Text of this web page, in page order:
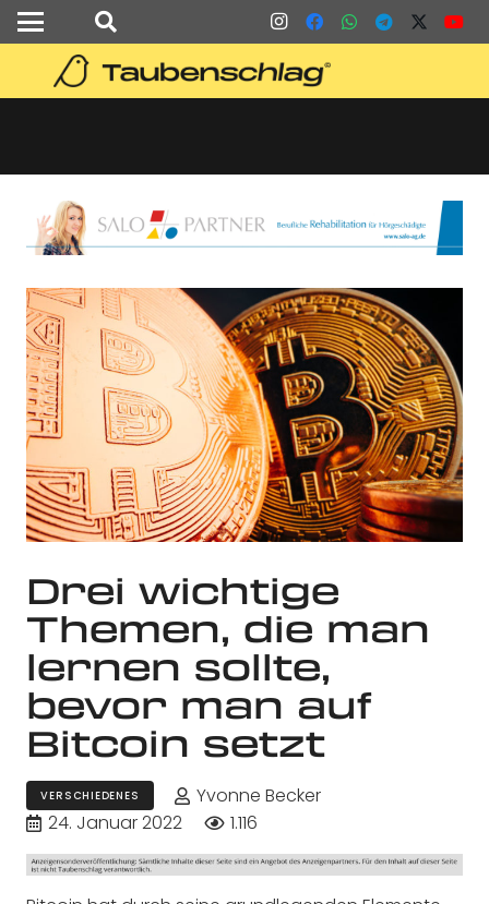
Drei wichtige
Themen, die man
lernen sollte,
bevor man auf
Bitcoin setzt
VERSCHIEDENES
Yvonne Becker
24. Januar 2022
1.116